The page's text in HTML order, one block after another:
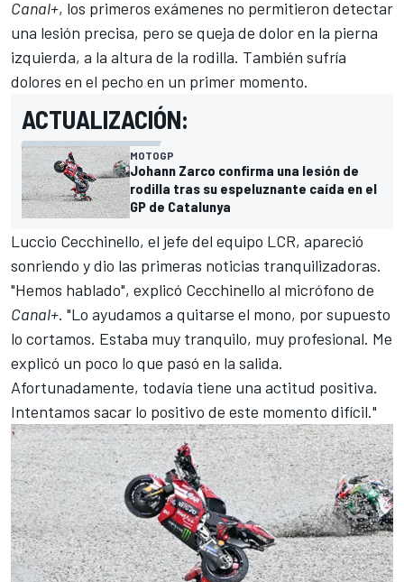
Canal+, los primeros exámenes no permitieron detectar
una lesión precisa, pero se queja de dolor en la pierna
izquierda, a la altura de la rodilla. También sufría
dolores en el pecho en un primer momento.
ACTUALIZACIÓN:
MOTOGP
Johann Zarco confirma una lesión de
rodilla tras su espeluznante caída en el
GP de Catalunya
Luccio Cecchinello, el jefe del equipo LCR, apareció
sonriendo y dio las primeras noticias tranquilizadoras.
"Hemos hablado", explicó Cecchinello al micrófono de
Canal+. "Lo ayudamos a quitarse el mono, por supuesto
lo cortamos. Estaba muy tranquilo, muy profesional. Me
explicó un poco lo que pasó en la salida.
Afortunadamente, todavía tiene una actitud positiva.
Intentamos sacar lo positivo de este momento difícil."